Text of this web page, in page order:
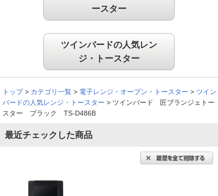
クロワッサン、カレーパンがおいしく焼
こちらのト－スタ－を使ってクロワッサンを焼くと、焦げずに
外はパリッと、中はふんわり焼けました。それ以外にも。カレ
（奈良県 50代 Y.T様 ）
見た目のオシャレな感じも凄く気に入っていますが、焼いたパ
時の音や、焼けたお知らせの音もかわいくて、ほんと買って良
ースター
ツインバードの人気レン
ジ・トースター
トップ > カテゴリ一覧 > 電子レンジ・オーブン・トースター > ツイン
バードの人気レンジ・トースター > ツインバード 匠ブランジェトー
スター ブラック TS-D486B
最近チェックした商品